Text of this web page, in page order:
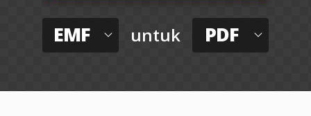
EMF untuk PDF